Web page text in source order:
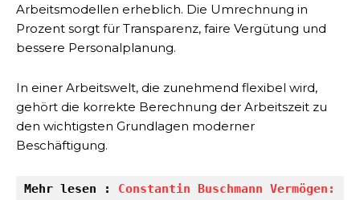
Arbeitsmodellen erheblich. Die Umrechnung in
Prozent sorgt für Transparenz, faire Vergütung und
bessere Personalplanung.
In einer Arbeitswelt, die zunehmend flexibel wird,
gehört die korrekte Berechnung der Arbeitszeit zu
den wichtigsten Grundlagen moderner
Beschäftigung.
Mehr lesen : Constantin Buschmann Vermögen: